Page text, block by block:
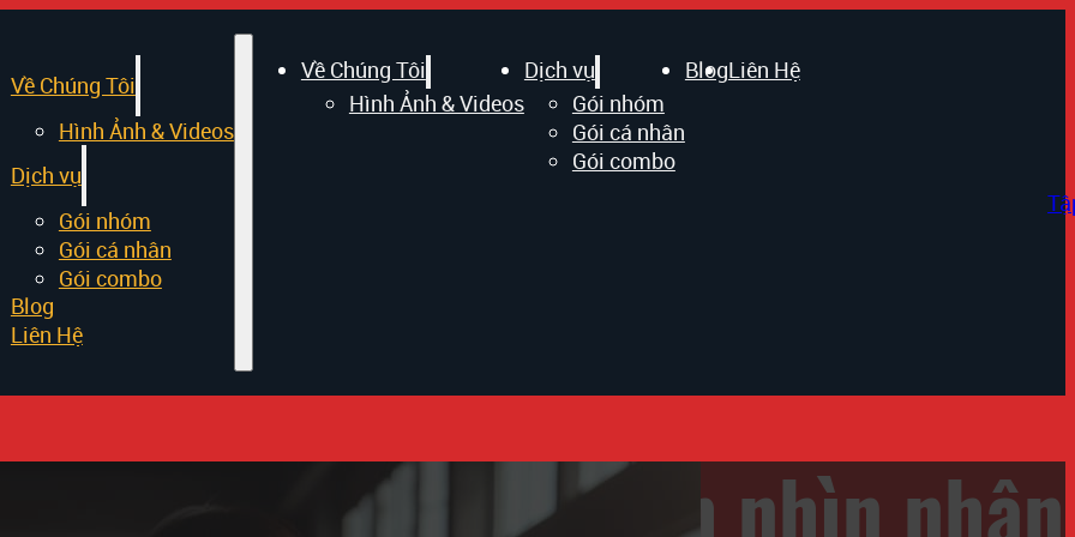
Về Chúng Tôi
Hình Ảnh & Videos
Dịch vụ
Gói nhóm
Gói cá nhân
Gói combo
Blog
Liên Hệ
Về Chúng Tôi
Hình Ảnh & Videos
Dịch vụ
Gói nhóm
Gói cá nhân
Gói combo
BlogLiên Hệ
suy ngẫm về cách nhìn nhận